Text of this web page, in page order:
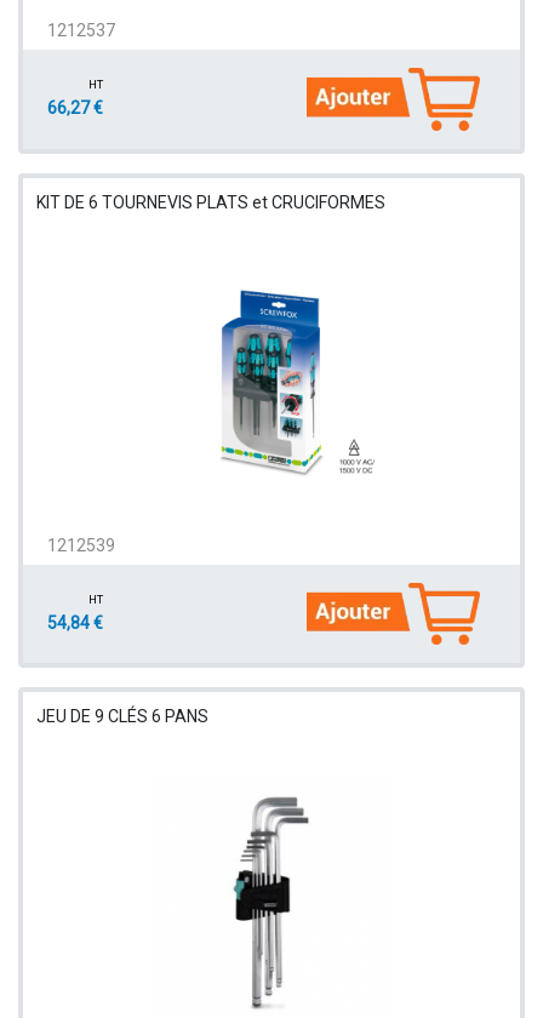
1212537
HT
66,27 €
KIT DE 6 TOURNEVIS PLATS et CRUCIFORMES
1212539
HT
54,84 €
JEU DE 9 CLÉS 6 PANS